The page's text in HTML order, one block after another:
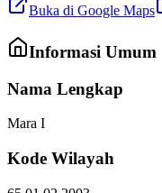
Buka di Google Maps
Informasi Umum
Nama Lengkap
Mara I
Kode Wilayah